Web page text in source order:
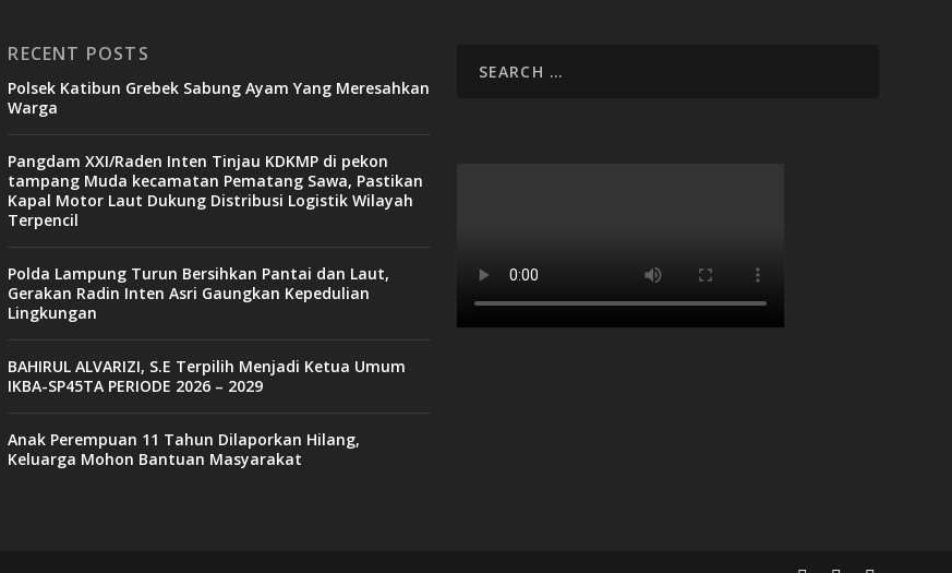
RECENT POSTS
Polsek Katibun Grebek Sabung Ayam Yang Meresahkan
Warga
Pangdam XXI/Raden Inten Tinjau KDKMP di pekon
tampang Muda kecamatan Pematang Sawa, Pastikan
Kapal Motor Laut Dukung Distribusi Logistik Wilayah
Terpencil
Polda Lampung Turun Bersihkan Pantai dan Laut,
Gerakan Radin Inten Asri Gaungkan Kepedulian
Lingkungan
BAHIRUL ALVARIZI, S.E Terpilih Menjadi Ketua Umum
IKBA-SP45TA PERIODE 2026 – 2029
Anak Perempuan 11 Tahun Dilaporkan Hilang,
Keluarga Mohon Bantuan Masyarakat